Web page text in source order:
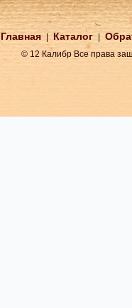
Главная Каталог
© 12 Калибр Все права